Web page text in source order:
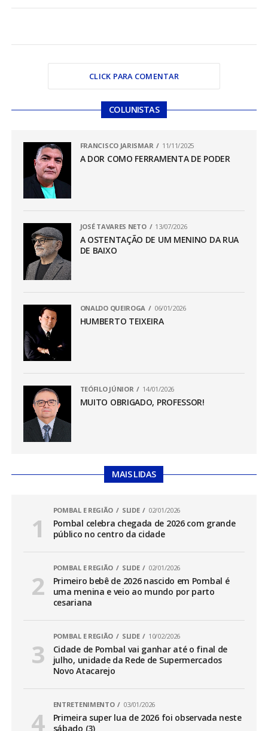
CLICK PARA COMENTAR
COLUNISTAS
FRANCISCO JARISMAR 11/11/2025
A DOR COMO FERRAMENTA DE PODER
JOSÉ TAVARES NETO 13/07/2026
A OSTENTAÇÃO DE UM MENINO DA RUA
DE BAIXO
ONALDO QUEIROGA 06/01/2026
HUMBERTO TEIXEIRA
TEÓFILO JÚNIOR 14/01/2026
MUITO OBRIGADO, PROFESSOR!
MAIS LIDAS
POMBAL E REGIÃO SLIDE 02/01/2026
Pombal celebra chegada de 2026 com grande
público no centro da cidade
POMBAL E REGIÃO SLIDE 02/01/2026
Primeiro bebê de 2026 nascido em Pombal é
uma menina e veio ao mundo por parto
cesariana
POMBAL E REGIÃO SLIDE 10/02/2026
Cidade de Pombal vai ganhar até o final de
julho, unidade da Rede de Supermercados
Novo Atacarejo
ENTRETENIMENTO 03/01/2026
Primeira super lua de 2026 foi observada neste
sábado (3)